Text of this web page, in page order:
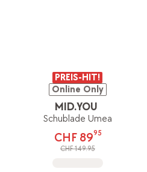
PREIS-HIT!
Online Only
MID.YOU
Schublade Umea
CHF 8995
CHF 149.95